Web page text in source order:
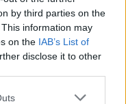
by third parties on the
information may
on the IAB’s List of
disclose it to other